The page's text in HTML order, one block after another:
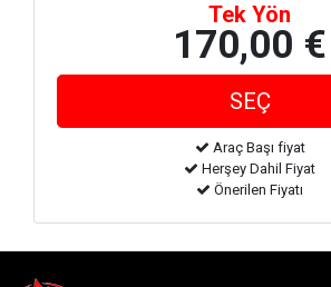
Tek Yön
170,00 €
Araç Başı fiyat
Herşey Dahil Fiyat
Önerilen Fiyatı